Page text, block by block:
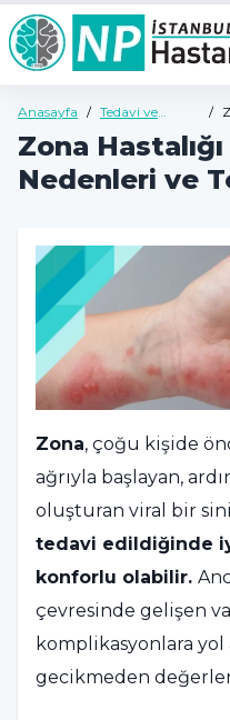
Anasayfa / Tedavi ve
/
Zona
Nedenleri ve
Zona, çoğu kişide
ağrıyla başlayan,
oluşturan viral bir
tedavi edildiğinde
konforlu olabilir.
çevresinde gelişen
komplikasyonlara
gecikmeden